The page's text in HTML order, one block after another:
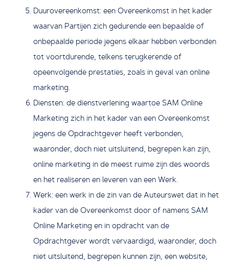
Duurovereenkomst: een Overeenkomst in het kader
waarvan Partijen zich gedurende een bepaalde of
onbepaalde periode jegens elkaar hebben verbonden
tot voortdurende, telkens terugkerende of
opeenvolgende prestaties, zoals in geval van online
marketing.
Diensten: de dienstverlening waartoe SAM Online
Marketing zich in het kader van een Overeenkomst
jegens de Opdrachtgever heeft verbonden,
waaronder, doch niet uitsluitend, begrepen kan zijn,
online marketing in de meest ruime zijn des woords
en het realiseren en leveren van een Werk.
Werk: een werk in de zin van de Auteurswet dat in het
kader van de Overeenkomst door of namens SAM
Online Marketing en in opdracht van de
Opdrachtgever wordt vervaardigd, waaronder, doch
niet uitsluitend, begrepen kunnen zijn, een website,